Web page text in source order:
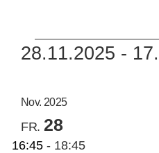
MUSEUM
KUNSTSCHULE
KRONBERGER
28.11.2025 -
auswählen.
Nov. 2025
FR. 28
16:45 - 18:45